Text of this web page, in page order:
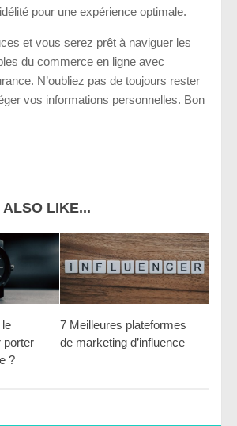
pour une expérience optimale.
et vous serez prêt à naviguer les
du commerce en ligne avec
N’oubliez pas de toujours rester
vos informations personnelles. Bon
ALSO LIKE...
porter
?
7 Meilleures plateformes
de marketing d’influence